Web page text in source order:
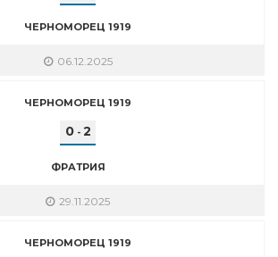
ЧЕРНОМОРЕЦ 1919
06.12.2025
ЧЕРНОМОРЕЦ 1919
0- 2
ФРАТРИЯ
29.11.2025
ЧЕРНОМОРЕЦ 1919